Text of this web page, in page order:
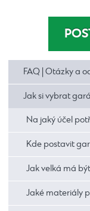
FAQ | Otázky a
Jak si vybrat
Na jaký účel
Kde postavit
Jak velká má
Jaké materiály